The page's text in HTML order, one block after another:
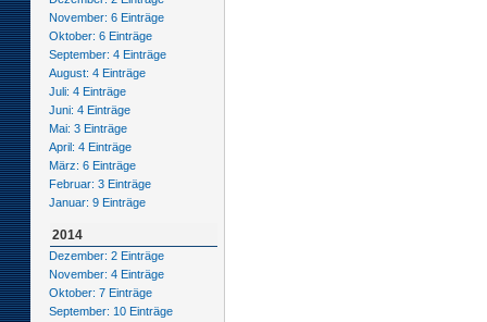
November: 6 Einträge
Oktober: 6 Einträge
September: 4 Einträge
August: 4 Einträge
Juli: 4 Einträge
Juni: 4 Einträge
Mai: 3 Einträge
April: 4 Einträge
März: 6 Einträge
Februar: 3 Einträge
Januar: 9 Einträge
2014
Dezember: 2 Einträge
November: 4 Einträge
Oktober: 7 Einträge
September: 10 Einträge